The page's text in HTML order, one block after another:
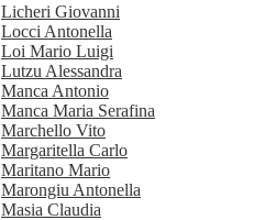
Licheri Giovanni
Locci Antonella
Loi Mario Luigi
Lutzu Alessandra
Manca Antonio
Manca Maria Serafina
Marchello Vito
Margaritella Carlo
Maritano Mario
Marongiu Antonella
Masia Claudia